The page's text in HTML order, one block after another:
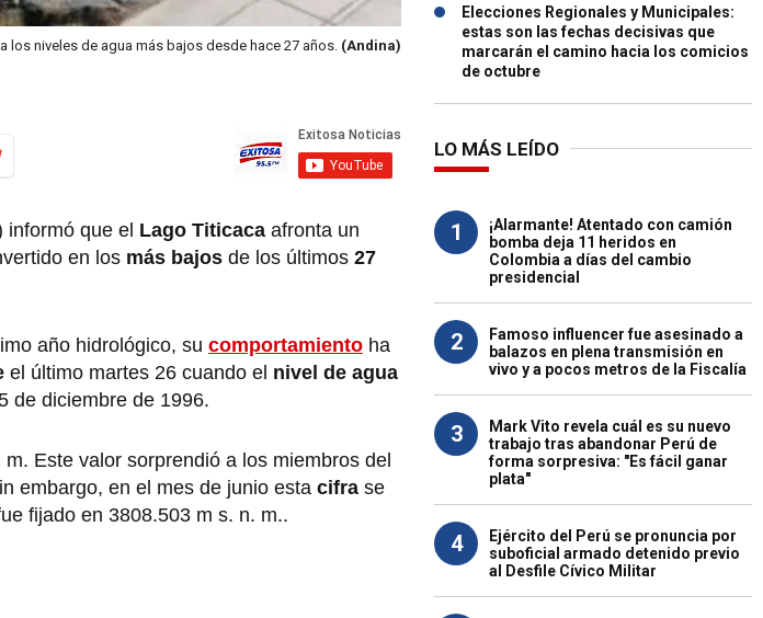
los niveles de agua más bajos desde hace 27 años. (Andina)
informó que el Lago Titicaca afronta un
en los más bajos de los últimos 27
año hidrológico, su comportamiento ha
el último martes 26 cuando el nivel de agua
de diciembre de 1996.
Este valor sorprendió a los miembros del
embargo, en el mes de junio esta cifra se
fijado en 3808.503 m s. n. m..
Elecciones Regionales y Municipales:
estas son las fechas decisivas que
marcarán el camino hacia los comicios
de octubre
LO MÁS LEÍDO
1
¡Alarmante! Atentado con camión
bomba deja 11 heridos en
Colombia a días del cambio
presidencial
2
Famoso influencer fue asesinado a
balazos en plena transmisión en
vivo y a pocos metros de la Fiscalía
3
Mark Vito revela cuál es su nuevo
trabajo tras abandonar Perú de
forma sorpresiva: "Es fácil ganar
plata"
4
Ejército del Perú se pronuncia por
suboficial armado detenido previo
al Desfile Cívico Militar